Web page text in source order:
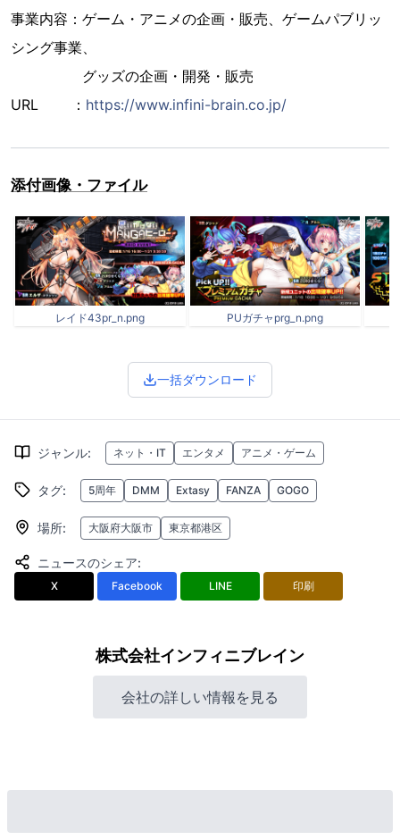
事業内容：ゲーム・アニメの企画・販売、ゲームパブリッ
シング事業、
グッズの企画・開発・販売
URL ： https://www.infini-brain.co.jp/
添付画像・ファイル
レイド43pr_n.png PUガチャprg_n.png
一括ダウンロード
ジャンル: ネット・IT エンタメ アニメ・ゲーム
タグ: 5周年 DMM Extasy FANZA GOGO
場所: 大阪府大阪市 東京都港区
ニュースのシェア:
X Facebook LINE 印刷
株式会社インフィニブレイン
会社の詳しい情報を見る